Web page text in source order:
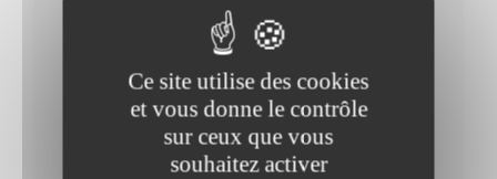
Site officiel de l Office de tourisme
Contacter l'office de tourisme
Ce site utilise des cookies
et vous donne le contrôle
sur ceux que vous
souhaitez activer